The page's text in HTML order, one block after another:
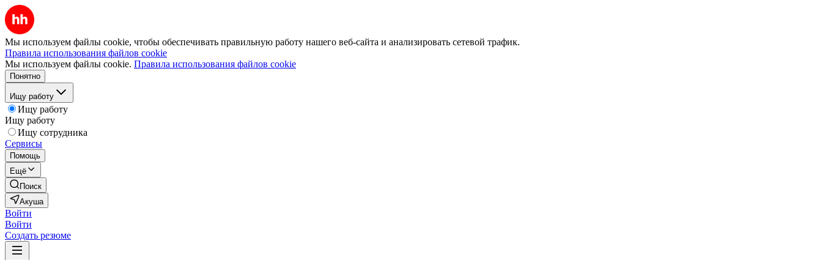
Мы используем файлы cookie, чтобы обеспечивать правильную работу нашего веб-сайта и анализировать сетевой трафик.
Правила использования файлов cookie
Мы используем файлы cookie. Правила использования файлов cookie
Понятно
Ищу работу
Ищу работу
Ищу работу
Ищу сотрудника
Сервисы
Помощь
Ещё
Поиск
Акуша
Войти
Войти
Создать резюме